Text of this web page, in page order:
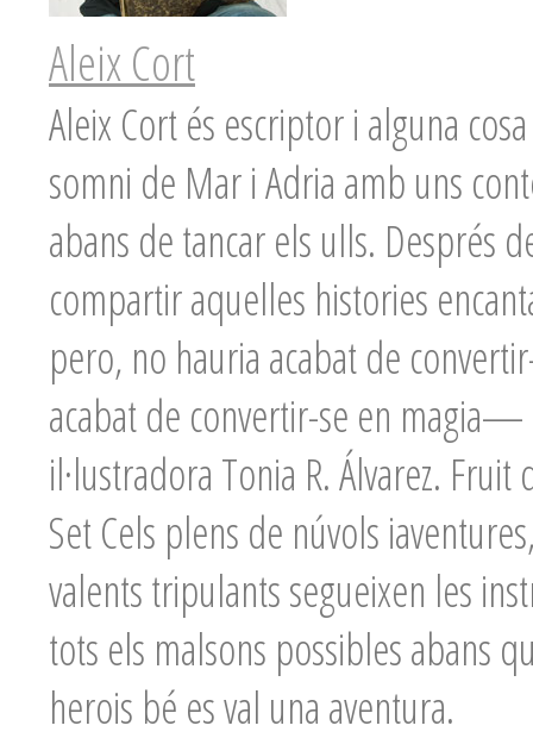
Aleix Cort
Aleix Cort és escriptor i alguna
somni de Mar i Adria amb uns
abans de tancar els ulls. Després
compartir aquelles histories
pero, no hauria acabat de
acabat de convertir-se en magia—
il·lustradora Tonia R. Álvarez.
Set Cels plens de núvols
valents tripulants segueixen les
tots els malsons possibles abans
herois bé es val una aventura.